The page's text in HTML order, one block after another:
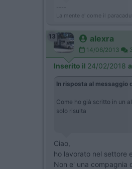
----
La mente e' come il
13 alexra
14/06/2013
Inserito il 24/02/2018
In risposta al messaggio
Come ho già scritto in un
solo risulta
Ciao,
ho lavorato nel settore
Non e' una compagnia